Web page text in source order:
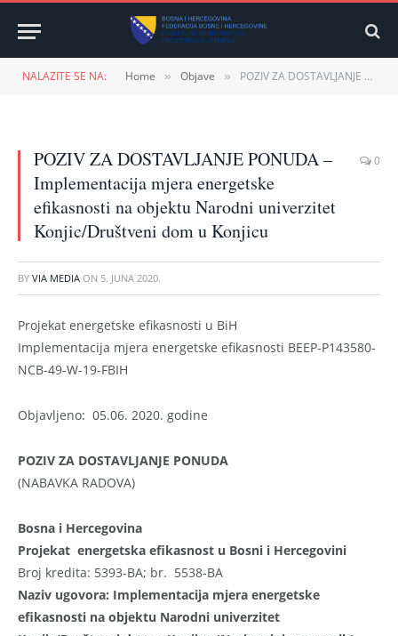
NALAZITE SE NA: Home » Objave » POZIV ZA DOSTAVLJANJE PONUDA – Implementacija mjera energetske efikasnosti na objektu Narodni univerzitet Konjic/Društveni dom u Konjicu
POZIV ZA DOSTAVLJANJE PONUDA –
Implementacija mjera energetske
efikasnosti na objektu Narodni univerzitet
Konjic/Društveni dom u Konjicu
0
BY VIA MEDIA ON 5. JUNA 2020.
Projekat energetske efikasnosti u BiH
Implementacija mjera energetske efikasnosti BEEP-P143580-
NCB-49-W-19-FBIH
Objavljeno: 05.06. 2020. godine
POZIV ZA DOSTAVLJANJE PONUDA
(NABAVKA RADOVA)
Bosna i Hercegovina
Projekat energetska efikasnost u Bosni i Hercegovini
Broj kredita: 5393-BA; br. 5538-BA
Naziv ugovora: Implementacija mjera energetske
efikasnosti na objektu Narodni univerzitet